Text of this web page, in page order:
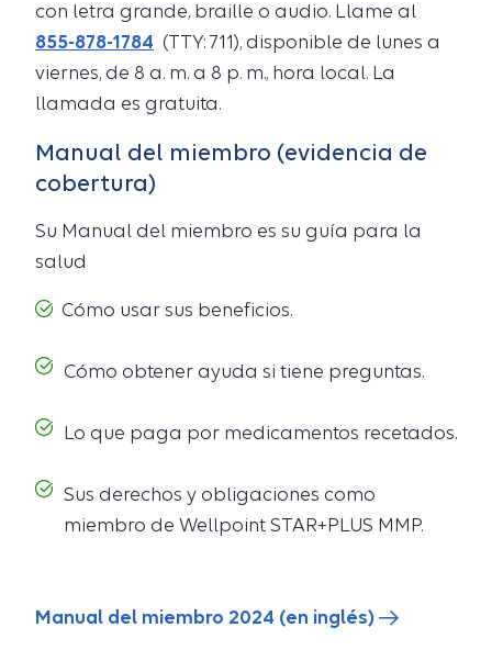
con letra grande, braille o audio. Llame al
855-878-1784 (TTY: 711), disponible de lunes a
viernes, de 8 a. m. a 8 p. m., hora local. La
llamada es gratuita.
Manual del miembro (evidencia de
cobertura)
Su Manual del miembro es su guía para la
salud
Cómo usar sus beneficios.
Cómo obtener ayuda si tiene preguntas.
Lo que paga por medicamentos recetados.
Sus derechos y obligaciones como
miembro de Wellpoint STAR+PLUS MMP.
Manual del miembro 2024 (en inglés)